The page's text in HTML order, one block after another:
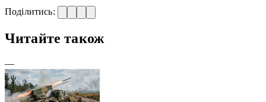
Поділитись:
Читайте також
—